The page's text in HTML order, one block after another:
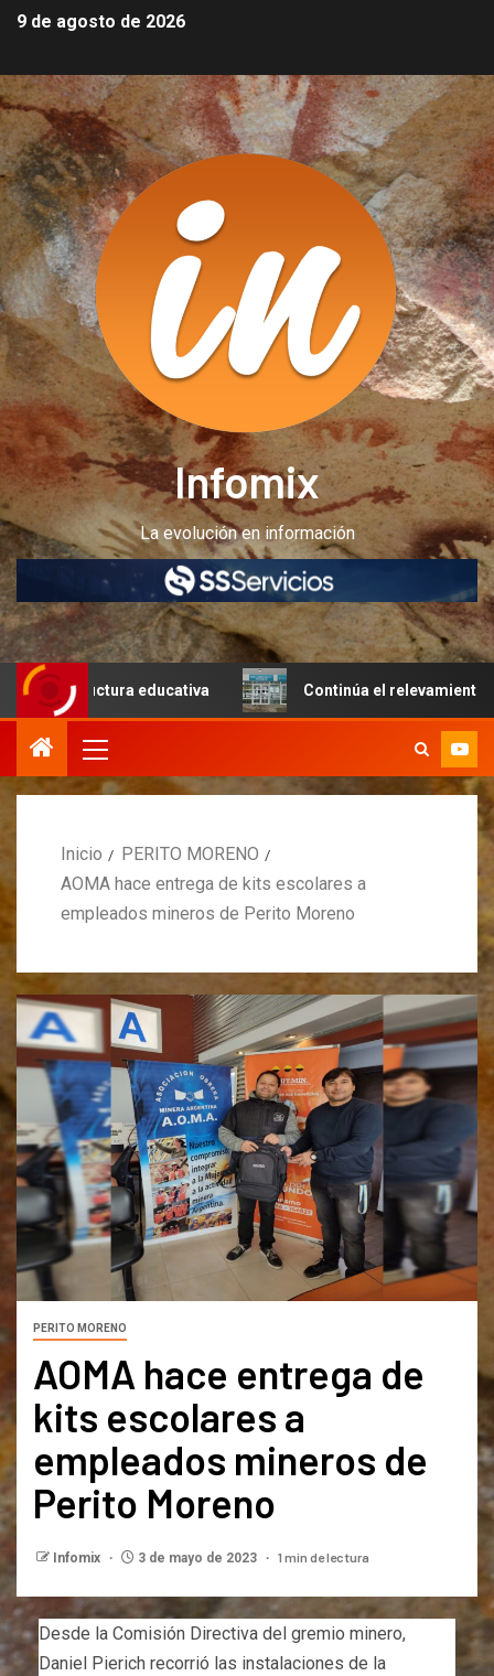
9 de agosto de 2026
Infomix
La evolución en información
educativa Continúa el relevamiento técnico en
Inicio
PERITO MORENO
AOMA hace entrega de kits escolares a
empleados mineros de Perito Moreno
PERITO MORENO
AOMA hace entrega de
kits escolares a
empleados mineros de
Perito Moreno
Infomix 3 de mayo de 2023 1 min de lectura
Desde la Comisión Directiva del gremio minero,
Daniel Pierich recorrió las instalaciones de la